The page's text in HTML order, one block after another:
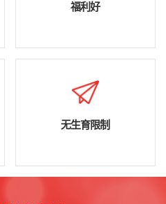
福利好
无生育限制